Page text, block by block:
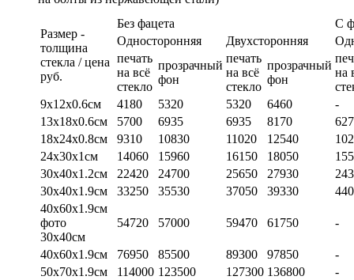
Размер -
толщина
стекла / цена
руб.
Без фацета
С
Односторонняя
Двухсторонняя
печать
на всё
стекло
прозрачный
фон
печать
на всё
стекло
прозрачный
фон
на
9х12х0.6см
4180 5320 5320 6460
-
13х18х0.6см
5700 6935 6935 8170
18х24х0.8см
9310 10830 11020 12540
24х30х1см
14060 15960 16150 18050
30х40х1.2см
22420 24700 25650 27930
30х40х1.9см
33250 35530 37050 39330
40х60х1.9см
фото
30х40см
54720 57000 59470 61750 -
40х60х1.9см 76950 85500 89300 97850
-
50х70х1.9см
114000 123500 127300 136800
-